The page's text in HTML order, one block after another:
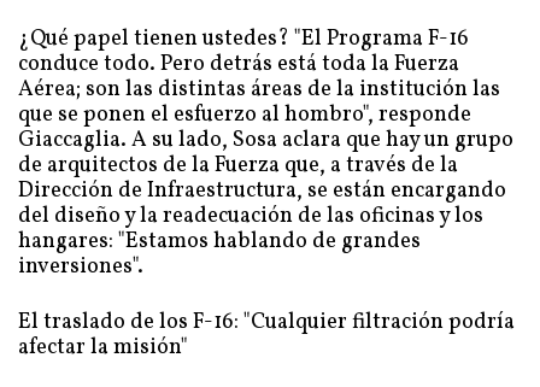
¿Qué papel tienen ustedes? "El Programa F-16
conduce todo. Pero detrás está toda la Fuerza
Aérea; son las distintas áreas de la institución las
que se ponen el esfuerzo al hombro", responde
Giaccaglia. A su lado, Sosa aclara que hay un grupo
de arquitectos de la Fuerza que, a través de la
Dirección de Infraestructura, se están encargando
del diseño y la readecuación de las oficinas y los
hangares: "Estamos hablando de grandes
inversiones".
El traslado de los F-16: "Cualquier filtración podría
afectar la misión"